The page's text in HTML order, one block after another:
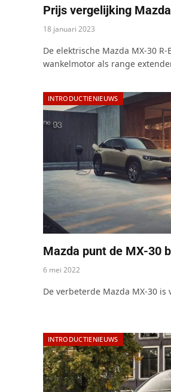
Prijs vergelijking
18 januari 2023
De elektrische Mazda MX-30 R-
wankelmotor als range
INTRODUCTIENIEUWS
Mazda punt de MX-30
6 mei 2022
De verbeterde Mazda MX-30
INTRODUCTIENIEUWS